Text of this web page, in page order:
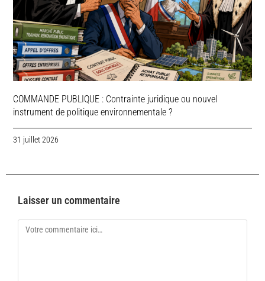
COMMANDE PUBLIQUE : Contrainte juridique ou nouvel
instrument de politique environnementale ?
31 juillet 2026
Laisser un commentaire